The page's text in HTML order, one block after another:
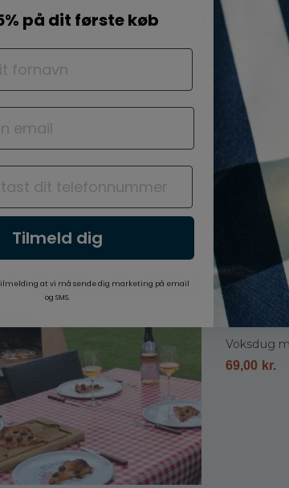
alt efter behov. Vi sender altid vores
overflader. Voksdugen er lavet af
pletter og ridser. Vores voksduge er
skadelige stoffer. Voksdugen er let at
dit bord mod slid og pletter.
Voksdug
69,00 kr.
på dit første køb
Tilmeld dig
at vi må sende dig marketing på email
og SMS.